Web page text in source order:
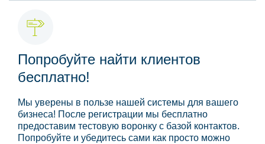
Попробуйте найти клиентов
бесплатно!
Мы уверены в пользе нашей системы для вашего
бизнеса! После регистрации мы бесплатно
предоставим тестовую воронку с базой контактов.
Попробуйте и убедитесь сами как просто можно